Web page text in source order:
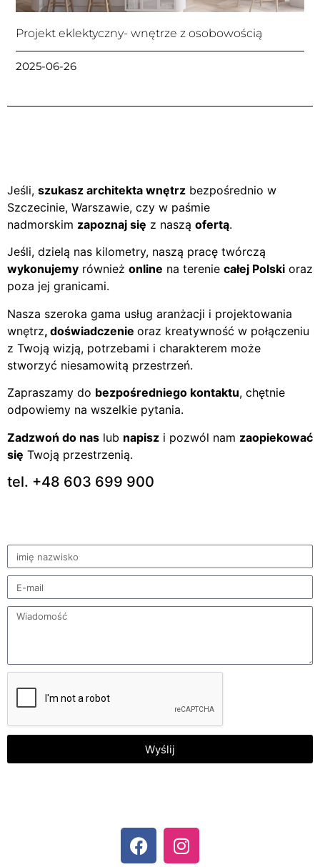
Projekt eklektyczny- wnętrze z osobowością
2025-06-26
Jeśli, szukasz architekta wnętrz bezpośrednio w
Szczecinie, Warszawie, czy w paśmie
nadmorskim zapoznaj się z naszą ofertą.
Jeśli, dzielą nas kilometry, naszą pracę twórczą
wykonujemy również online na terenie całej Polski oraz
poza jej granicami.
Nasza szeroka gama usług aranżacji i projektowania
wnętrz, doświadczenie oraz kreatywność w połączeniu
z Twoją wizją, potrzebami i charakterem może
stworzyć niesamowitą przestrzeń.
Zapraszamy do bezpośredniego kontaktu, chętnie
odpowiemy na wszelkie pytania.
Zadzwoń do nas lub napisz i pozwól nam zaopiekować
się Twoją przestrzenią.
tel. +48 603 699 900
Wyślij